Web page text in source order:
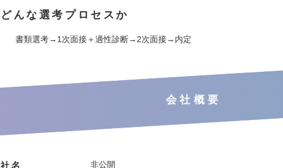
どんな選考プロセスか
書類選考→1次面接＋適性診断→2次面接→内定
会社概要
社名 非公開